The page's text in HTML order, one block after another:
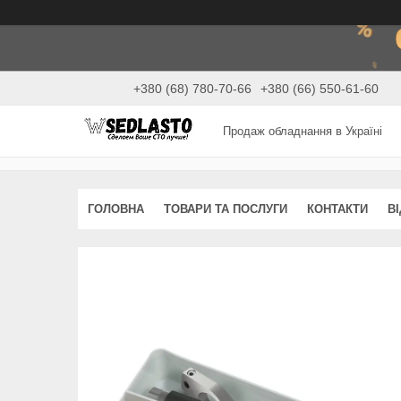
+380 (68) 780-70-66 +380 (66) 550-61-60
Продаж обладнання в Україні
ГОЛОВНА ТОВАРИ ТА ПОСЛУГИ КОНТАКТИ